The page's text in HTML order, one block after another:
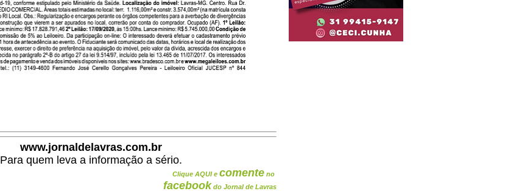
www.jornaldelavras.com.br
Para quem leva a informação a sério.
Clique AQUI e comente no
facebook do Jornal de Lavras